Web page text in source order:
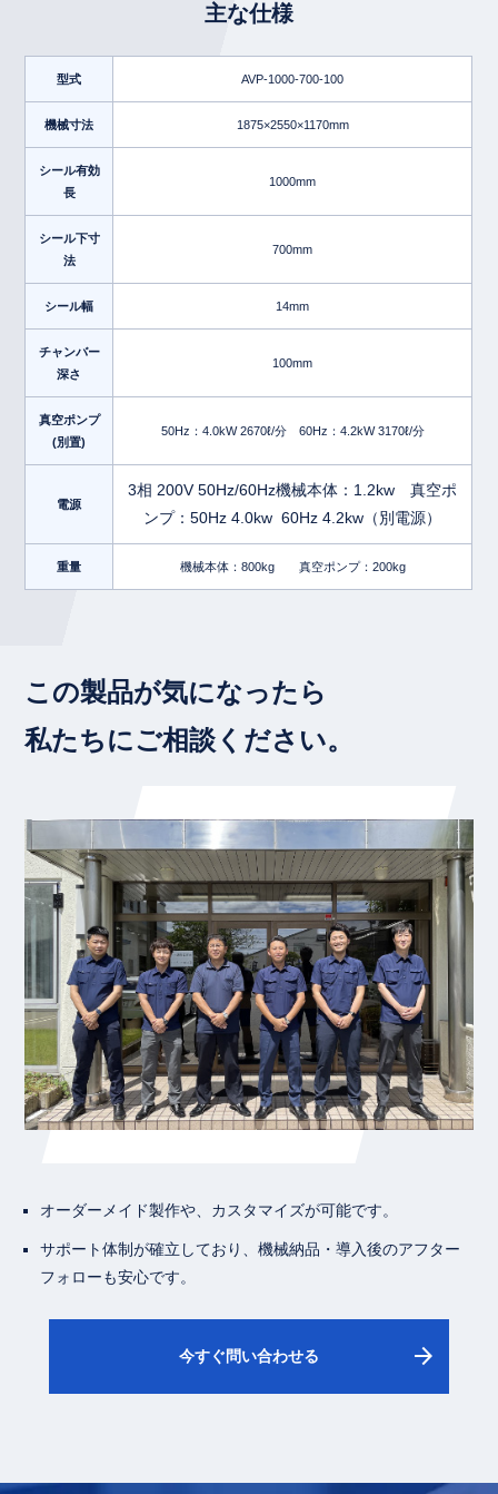
主な仕様
型式 AVP-1000-700-100
機械寸法 1875×2550×1170mm
シール有効
長
1000mm
シール下寸
法
700mm
シール幅 14mm
チャンバー
深さ
100mm
真空ポンプ
(別置)
50Hz：4.0kW 2670ℓ/分 60Hz：4.2kW 3170ℓ/分
電源
3相 200V 50Hz/60Hz機械本体：1.2kw 真空ポ
ンプ：50Hz 4.0kw 60Hz 4.2kw（別電源）
重量 機械本体：800kg 真空ポンプ：200kg
この製品が気になったら
私たちにご相談ください。
オーダーメイド製作や、カスタマイズが可能です。
サポート体制が確立しており、機械納品・導入後のアフター
フォローも安心です。
今すぐ問い合わせる arrow_forward